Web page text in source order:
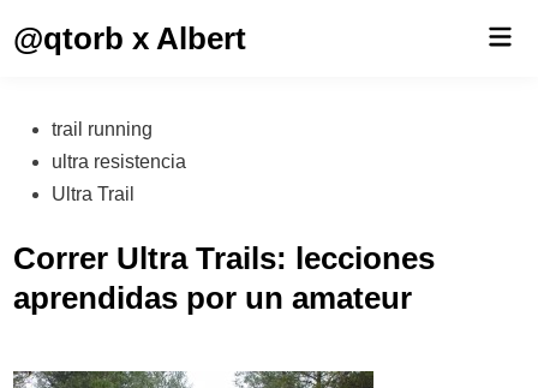
@qtorb x Albert
Publicado
en
trail running
ultra resistencia
Ultra Trail
Correr Ultra Trails: lecciones
aprendidas por un amateur